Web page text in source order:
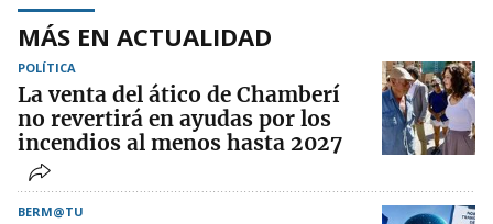
MÁS EN ACTUALIDAD
POLÍTICA
La venta del ático de Chamberí
no revertirá en ayudas por los
incendios al menos hasta 2027
BERM@TU